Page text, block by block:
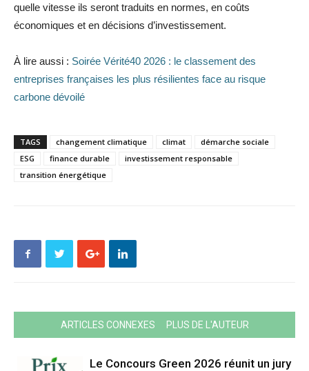
quelle vitesse ils seront traduits en normes, en coûts
économiques et en décisions d’investissement.
À lire aussi : Soirée Vérité40 2026 : le classement des
entreprises françaises les plus résilientes face au risque
carbone dévoilé
TAGS changement climatique climat
démarche sociale
ESG
finance durable
investissement responsable
transition énergétique
ARTICLES CONNEXES PLUS DE L'AUTEUR
Le Concours Green 2026 réunit un jury